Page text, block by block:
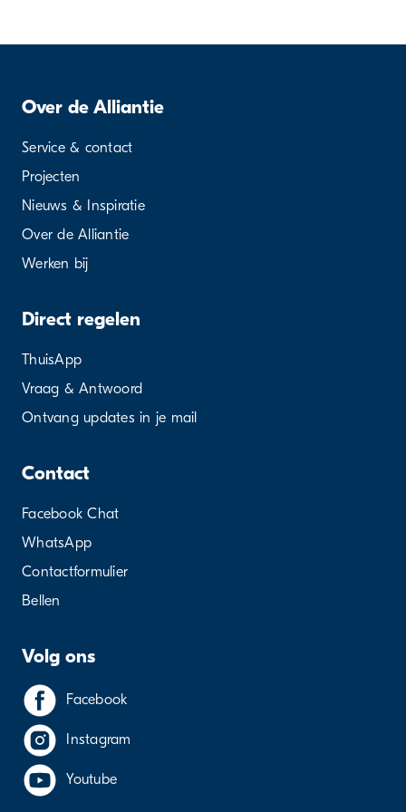
Over de Alliantie
Service & contact
Projecten
Nieuws & Inspiratie
Over de Alliantie
Werken bij
Direct regelen
ThuisApp
Vraag & Antwoord
Ontvang updates in je mail
Contact
Facebook Chat
WhatsApp
Contactformulier
Bellen
Volg ons
Facebook
Instagram
Youtube